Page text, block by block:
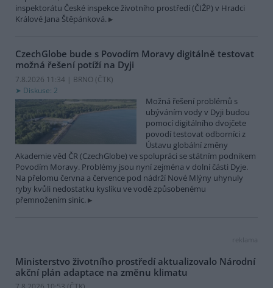
inspektorátu České inspekce životního prostředí (ČIŽP) v Hradci
Králové Jana Štěpánková.
CzechGlobe bude s Povodím Moravy digitálně testovat
možná řešení potíží na Dyji
7.8.2026 11:34 | BRNO (ČTK)
Diskuse: 2
Možná řešení problémů s
ubýváním vody v Dyji budou
pomocí digitálního dvojčete
povodí testovat odborníci z
Ústavu globální změny
Akademie věd ČR (CzechGlobe) ve spolupráci se státním podnikem
Povodím Moravy. Problémy jsou nyní zejména v dolní části Dyje.
Na přelomu června a července pod nádrží Nové Mlýny uhynuly
ryby kvůli nedostatku kyslíku ve vodě způsobenému
přemnožením sinic.
reklama
Ministerstvo životního prostředí aktualizovalo Národní
akční plán adaptace na změnu klimatu